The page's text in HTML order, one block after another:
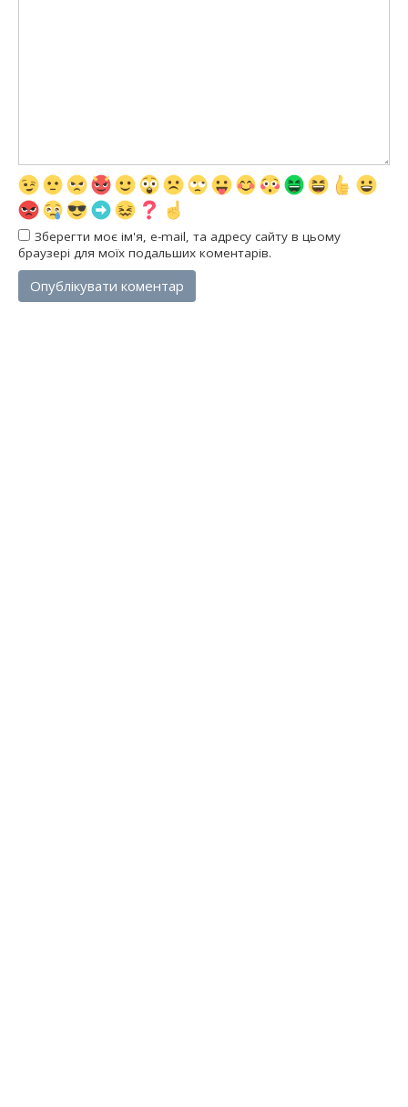
Зберегти моє ім'я, e-mail, та адресу сайту в цьому
браузері для моїх подальших коментарів.